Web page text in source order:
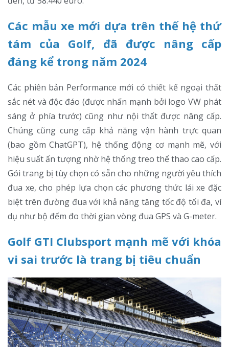
Các mẫu xe mới dựa trên thế hệ thứ
tám của Golf, đã được nâng cấp
đáng kể trong năm 2024
Các phiên bản Performance mới có thiết kế ngoại thất
sắc nét và độc đáo (được nhấn mạnh bởi logo VW phát
sáng ở phía trước) cũng như nội thất được nâng cấp.
Chúng cũng cung cấp khả năng vận hành trực quan
(bao gồm ChatGPT), hệ thống động cơ mạnh mẽ, với
hiệu suất ấn tượng nhờ hệ thống treo thể thao cao cấp.
Gói trang bị tùy chọn có sẵn cho những người yêu thích
đua xe, cho phép lựa chọn các phương thức lái xe đặc
biệt trên đường đua với khả năng tăng tốc độ tối đa, ví
dụ như bộ đếm đo thời gian vòng đua GPS và G-meter.
Golf GTI Clubsport mạnh mẽ với khóa
vi sai trước là trang bị tiêu chuẩn